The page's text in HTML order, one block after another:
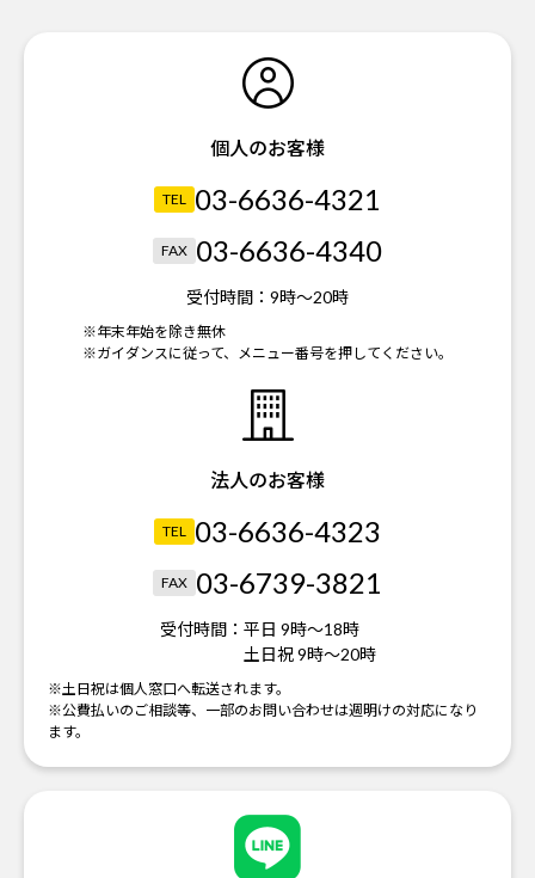
個人のお客様
TEL 03-6636-4321
FAX 03-6636-4340
受付時間： 9時～20時
※年末年始を除き無休
※ガイダンスに従って、メニュー番号を押してください。
法人のお客様
TEL 03-6636-4323
FAX 03-6739-3821
受付時間： 平日 9時～18時
土日祝 9時～20時
※土日祝は個人窓口へ転送されます。
※公費払いのご相談等、一部のお問い合わせは週明けの対応になり
ます。